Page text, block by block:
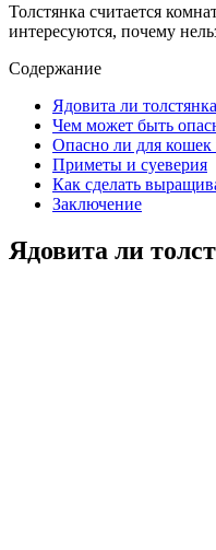
Толстянка считается
интересуются, почему
Содержание
Ядовита ли
Чем может быть
Опасно ли для
Приметы и суеверия
Как сделать
Заключение
Ядовита ли